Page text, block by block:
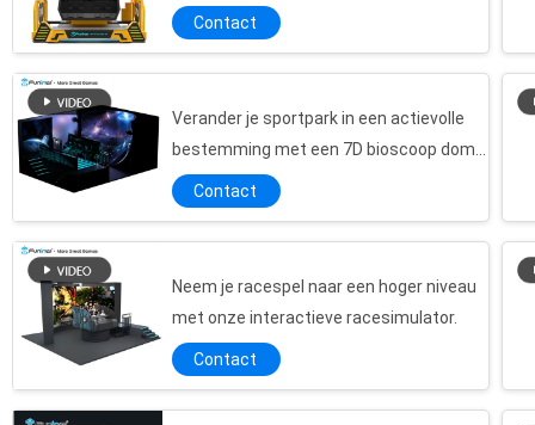
Machine
Contact
Verander je sportpark in een actievolle
bestemming met een 7D bioscoop dome
scherm
Contact
Neem je racespel naar een hoger niveau
met onze interactieve racesimulator.
Contact
Pretpark 360 de Simulator van de Graad9d Bioskoop met Oculus-Goedgekeurde Spleet ISO 9001
De Simulator van de het Videospelletje9d Bioskoop van luxeseat met 12 Speciale Gevolgen
360 de Simulator van de de Machine9d Bioskoop van het Graadei met Interacitve-de Goedkeuring van Spelence
Kanon die 9D-Bioskoopsimulator, 9d-Actiebioskoop met 360 Graad Panoramisch Platform schieten